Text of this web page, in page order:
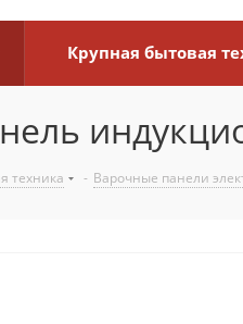
Крупная бытовая
техника - Варочные панели